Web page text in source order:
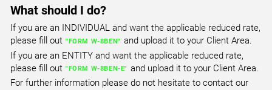
USTEC
US Tech 100 Index
1.000 1.807
All Accounts
What should I do?
If you are an INDIVIDUAL and want the applicable reduced rate,
please fill out "FORM W-8BEN" and upload it to your Client Area.
If you are an ENTITY and want the applicable reduced rate,
please fill out "FORM W-8BEN-E" and upload it to your Client Area.
For further information please do not hesitate to contact our